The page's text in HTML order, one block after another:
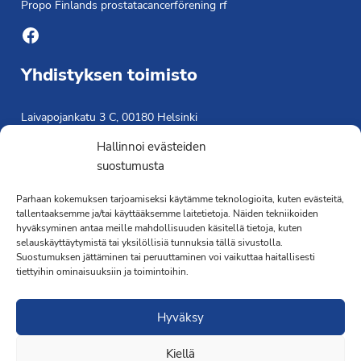
Hallinnoi evästeiden
suostumusta
Parhaan kokemuksen tarjoamiseksi käytämme teknologioita, kuten evästeitä,
tallentaaksemme ja/tai käyttääksemme laitetietoja. Näiden tekniikoiden
hyväksyminen antaa meille mahdollisuuden käsitellä tietoja, kuten
selauskäyttäytymistä tai yksilöllisiä tunnuksia tällä sivustolla.
Suostumuksen jättäminen tai peruuttaminen voi vaikuttaa haitallisesti
tiettyihin ominaisuuksiin ja toimintoihin.
Hyväksy
Kiellä
Propo Finlands prostatacancerförening rf
Facebook
Yhdistyksen toimisto
Laivapojankatu 3 C, 00180 Helsinki
Saavutettavuusseloste »
Toiminnanjohtaja
Kimmo Järvinen
Terveydenhoitaja
041 501 4176
·Toteutus ja ylläpitoMMD Networks